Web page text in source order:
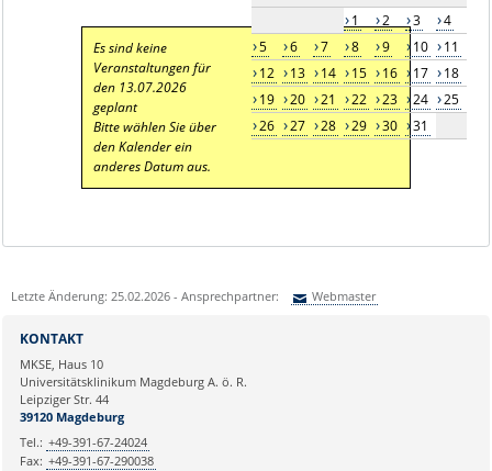
AKTUELLES
1
2 3
4
5
6 7 8 9 10
11
12
13 14 15 16 17
18
19
20 21 22 23 24
25
26
27 28 29 30 31
Es sind keine
Veranstaltungen für
den 13.07.2026
geplant
Bitte wählen Sie über
den Kalender ein
anderes Datum aus.
Letzte Änderung: 25.02.2026 - Ansprechpartner: Webmaster
Ihre E-Mailadresse:
Ihr Anliegen:
KONTAKT
MKSE, Haus 10
Universitätsklinikum Magdeburg A. ö. R.
Leipziger Str. 44
39120 Magdeburg
Tel.: +49-391-67-24024
Fax: +49-391-67-290038